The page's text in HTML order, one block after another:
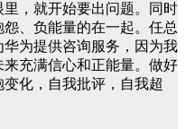
，就开始要出问题。同时
、负能量的在一起。任总
为提供咨询服务，因为我
充满信心和正能量。做好
化，自我批评，自我超